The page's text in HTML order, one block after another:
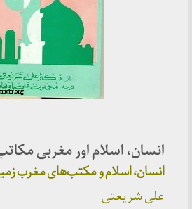
انسان، اسلام اور مغربی
انسان، اسلام و مکتب‌های مغرب
علی شریعتی